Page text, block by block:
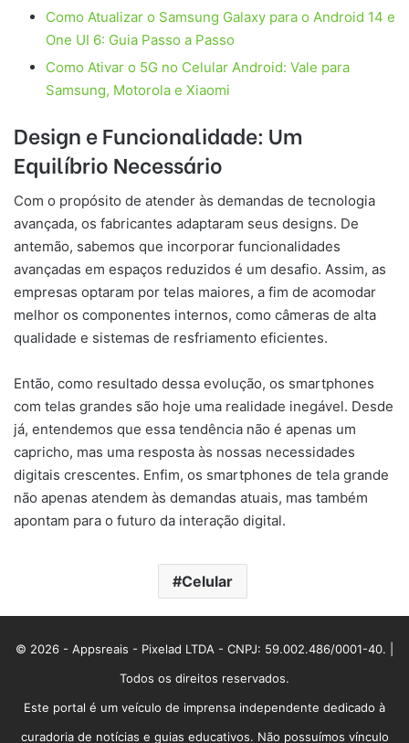
Como Atualizar o Samsung Galaxy para o Android 14 e
One UI 6: Guia Passo a Passo
Como Ativar o 5G no Celular Android: Vale para
Samsung, Motorola e Xiaomi
Design e Funcionalidade: Um
Equilíbrio Necessário
Com o propósito de atender às demandas de tecnologia
avançada, os fabricantes adaptaram seus designs. De
antemão, sabemos que incorporar funcionalidades
avançadas em espaços reduzidos é um desafio. Assim, as
empresas optaram por telas maiores, a fim de acomodar
melhor os componentes internos, como câmeras de alta
qualidade e sistemas de resfriamento eficientes.
Então, como resultado dessa evolução, os smartphones
com telas grandes são hoje uma realidade inegável. Desde
já, entendemos que essa tendência não é apenas um
capricho, mas uma resposta às nossas necessidades
digitais crescentes. Enfim, os smartphones de tela grande
não apenas atendem às demandas atuais, mas também
apontam para o futuro da interação digital.
Celular
© 2026 - Appsreais - Pixelad LTDA - CNPJ: 59.002.486/0001-40. |
Todos os direitos reservados.
Este portal é um veículo de imprensa independente dedicado à
curadoria de notícias e guias educativos. Não possuímos vínculo